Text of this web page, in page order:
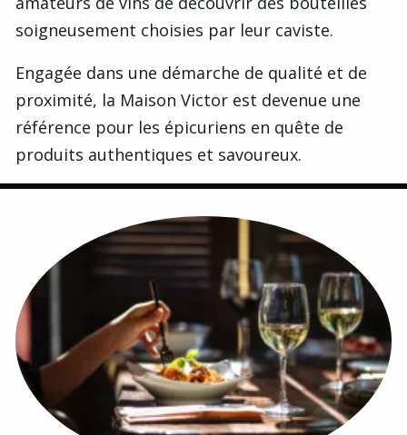
soigneusement choisies par leur caviste.
Engagée dans une démarche de qualité et de
proximité, la Maison Victor est devenue une
référence pour les épicuriens en quête de
produits authentiques et savoureux.